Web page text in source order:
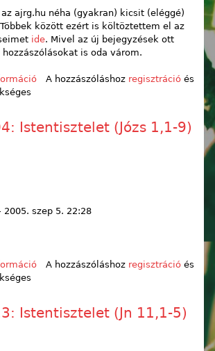
ajrg.hu néha (gyakran) kicsit (eléggé)
között ezért is költöztettem el az
ide. Mivel az új bejegyzések ott
hozzászólásokat is oda várom.
Költöztetés tartalommal
A hozzászóláshoz regisztrációés
Istentisztelet (Józs 1,1-9)
2005. szep 5. 22:28
2005-08-04: Istentisztelet (Józs 1,1-
A hozzászóláshoz regisztrációés
Istentisztelet (Jn 11,1-5)